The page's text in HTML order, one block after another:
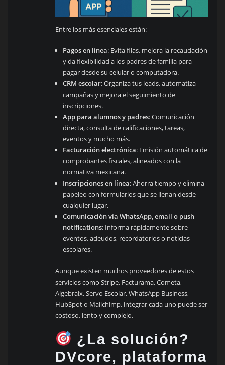
Entre los más esenciales están:
Pagos en línea: Evita filas, mejora la recaudación
y da flexibilidad a los padres de familia para
pagar desde su celular o computadora.
CRM escolar: Organiza tus leads, automatiza
campañas y mejora el seguimiento de
inscripciones.
App para alumnos y padres: Comunicación
directa, consulta de calificaciones, tareas,
eventos y mucho más.
Facturación electrónica: Emisión automática de
comprobantes fiscales, alineados con la
normativa mexicana.
Inscripciones en línea: Ahorra tiempo y elimina
papeleo con formularios que se llenan desde
cualquier lugar.
Comunicación vía WhatsApp, email o push
notifications: Informa rápidamente sobre
eventos, adeudos, recordatorios o noticias
escolares.
Aunque existen muchos proveedores de estos
servicios como Stripe, Facturama, Cometa,
Algebraix, Servo Escolar, WhatsApp Business,
HubSpot o Mailchimp, integrar cada uno puede ser
costoso, lento y complejo.
¿La solución?
DVcore, plataforma